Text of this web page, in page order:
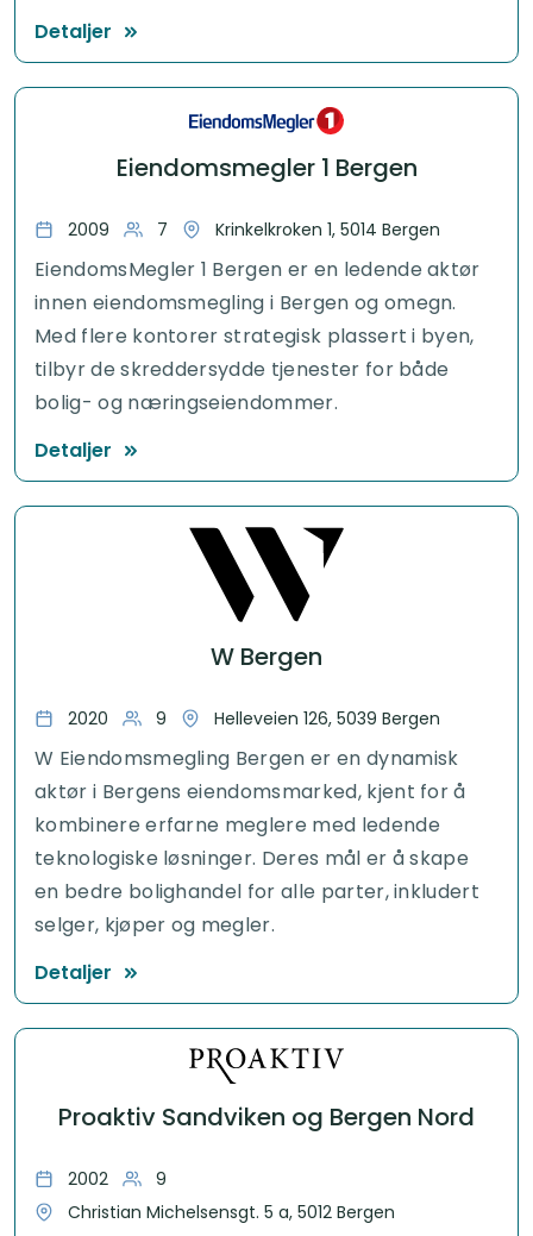
Detaljer
Eiendomsmegler 1 Bergen
EiendomsMegler 1 Bergen er en ledende aktør
innen eiendomsmegling i Bergen og omegn.
Med flere kontorer strategisk plassert i byen,
tilbyr de skreddersydde tjenester for både
bolig- og næringseiendommer.
2009 7 Krinkelkroken 1, 5014 Bergen
Detaljer
W Bergen
W Eiendomsmegling Bergen er en dynamisk
aktør i Bergens eiendomsmarked, kjent for å
kombinere erfarne meglere med ledende
teknologiske løsninger. Deres mål er å skape
en bedre bolighandel for alle parter, inkludert
selger, kjøper og megler.
2020 9 Helleveien 126, 5039 Bergen
Detaljer
Proaktiv Sandviken og Bergen Nord
2002
9
Christian Michelsensgt. 5 a, 5012 Bergen